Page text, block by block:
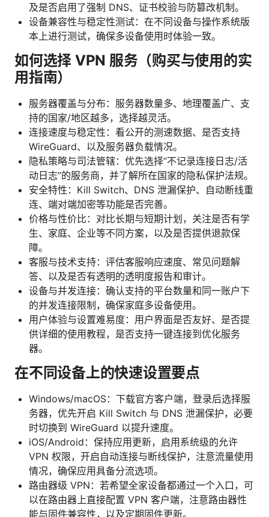
及是否启用了强制 DNS、证书校验与防篡改机制。
设备兼容性与稳定性测试：在不同设备与操作系统版
本上进行测试，确保多设备使用时体验一致。
如何选择 VPN 服务（购买与使用的实
用指南）
服务器覆盖与分布：服务器数量多、地理覆盖广、支
持的国家/地区越多，选择越灵活。
连接速度与稳定性：看公开的测速数据、是否支持
WireGuard、以及服务器负载情况。
隐私策略与司法管辖：优先选择“不记录连接日志/活
动日志”的服务商，并了解所在国家的隐私保护法规。
安全特性：Kill Switch、DNS 泄漏保护、自动断线重
连、端对端加密等功能是否完善。
价格与性价比：对比长期与短期计划，关注是否有学
生、家庭、企业等不同方案，以及是否提供退款保
障。
客服与技术支持：评估客服响应速度、常见问题解
答、以及是否有透明的透明度报告和审计。
设备与并发连接：确认支持的平台数量和同一账户下
的并发连接限制，确保家庭多设备使用。
用户体验与设置难易度：用户界面是否友好、是否提
供详细的使用教程，是否支持一键连接到优化服务
器。
在不同设备上的快速设置要点
Windows/macOS：下载官方客户端，登录后选择服
务器，优先开启 Kill Switch 与 DNS 泄漏保护，必要
时切换到 WireGuard 以提升速度。
iOS/Android：保持应用更新，启用系统级的允许
VPN 权限，开启自动连接与断线保护，注意流量使用
情况，确保应用具备分流选项。
路由器级 VPN：若希望全家设备都通过一个入口，可
以在路由器上直接配置 VPN 客户端，注意路由器性
能与固件兼容性，以及定期固件更新。